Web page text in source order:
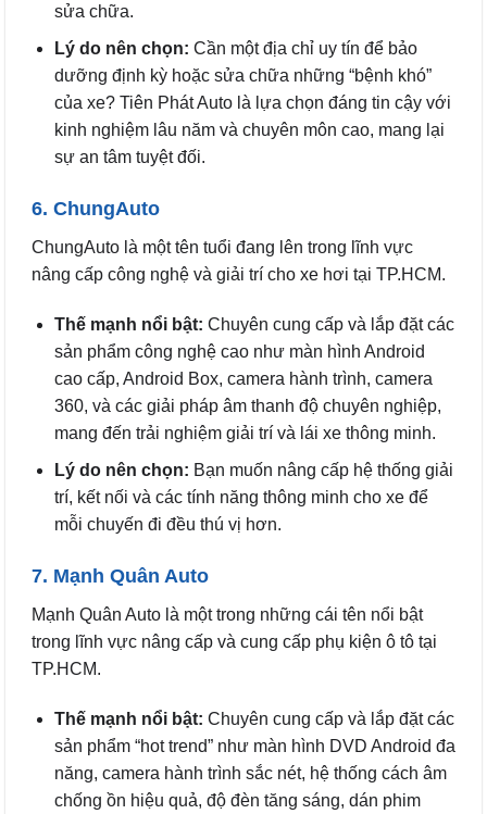
sửa chữa.
Lý do nên chọn: Cần một địa chỉ uy tín để bảo
dưỡng định kỳ hoặc sửa chữa những “bệnh khó”
của xe? Tiên Phát Auto là lựa chọn đáng tin cậy với
kinh nghiệm lâu năm và chuyên môn cao, mang lại
sự an tâm tuyệt đối.
6. ChungAuto
ChungAuto là một tên tuổi đang lên trong lĩnh vực
nâng cấp công nghệ và giải trí cho xe hơi tại TP.HCM.
Thế mạnh nổi bật: Chuyên cung cấp và lắp đặt các
sản phẩm công nghệ cao như màn hình Android
cao cấp, Android Box, camera hành trình, camera
360, và các giải pháp âm thanh độ chuyên nghiệp,
mang đến trải nghiệm giải trí và lái xe thông minh.
Lý do nên chọn: Bạn muốn nâng cấp hệ thống giải
trí, kết nối và các tính năng thông minh cho xe để
mỗi chuyến đi đều thú vị hơn.
7. Mạnh Quân Auto
Mạnh Quân Auto là một trong những cái tên nổi bật
trong lĩnh vực nâng cấp và cung cấp phụ kiện ô tô tại
TP.HCM.
Thế mạnh nổi bật: Chuyên cung cấp và lắp đặt các
sản phẩm “hot trend” như màn hình DVD Android đa
năng, camera hành trình sắc nét, hệ thống cách âm
chống ồn hiệu quả, độ đèn tăng sáng, dán phim